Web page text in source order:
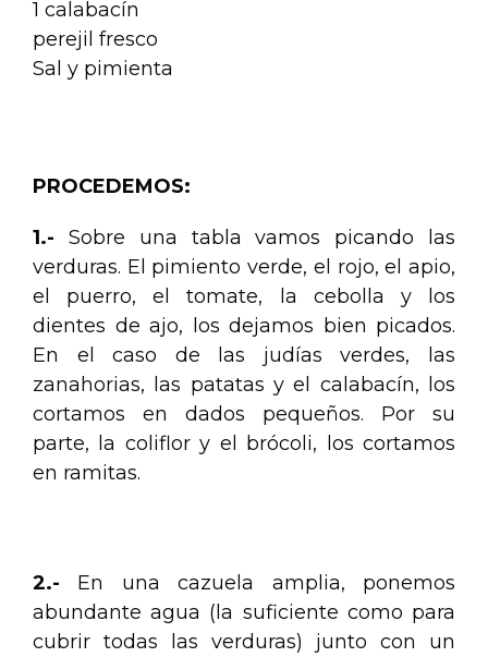
1 calabacín
perejil fresco
Sal y pimienta
PROCEDEMOS:
1.- Sobre una tabla vamos picando las
verduras. El pimiento verde, el rojo, el apio,
el puerro, el tomate, la cebolla y los
dientes de ajo, los dejamos bien picados.
En el caso de las judías verdes, las
zanahorias, las patatas y el calabacín, los
cortamos en dados pequeños. Por su
parte, la coliflor y el brócoli, los cortamos
en ramitas.
2.- En una cazuela amplia, ponemos
abundante agua (la suficiente como para
cubrir todas las verduras) junto con un